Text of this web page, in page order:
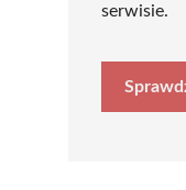
serwisie.